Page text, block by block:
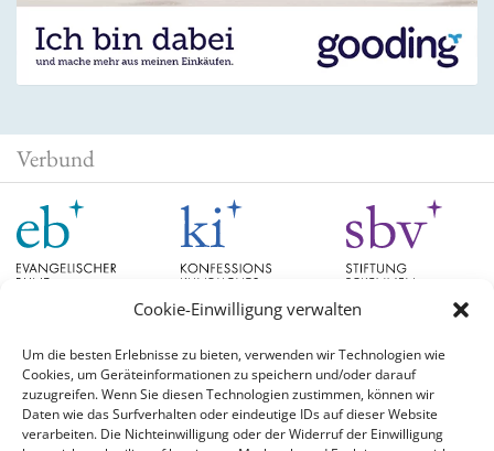
Cookie-Einwilligung verwalten
Um die besten Erlebnisse zu bieten, verwenden wir Technologien wie
Cookies, um Geräteinformationen zu speichern und/oder darauf
zuzugreifen. Wenn Sie diesen Technologien zustimmen, können wir
Daten wie das Surfverhalten oder eindeutige IDs auf dieser Website
verarbeiten. Die Nichteinwilligung oder der Widerruf der Einwilligung
Verbund
Schlagwörter
#aufgetischt Christian Schad Diskussion EB Bayern EB Hessen Evangelische